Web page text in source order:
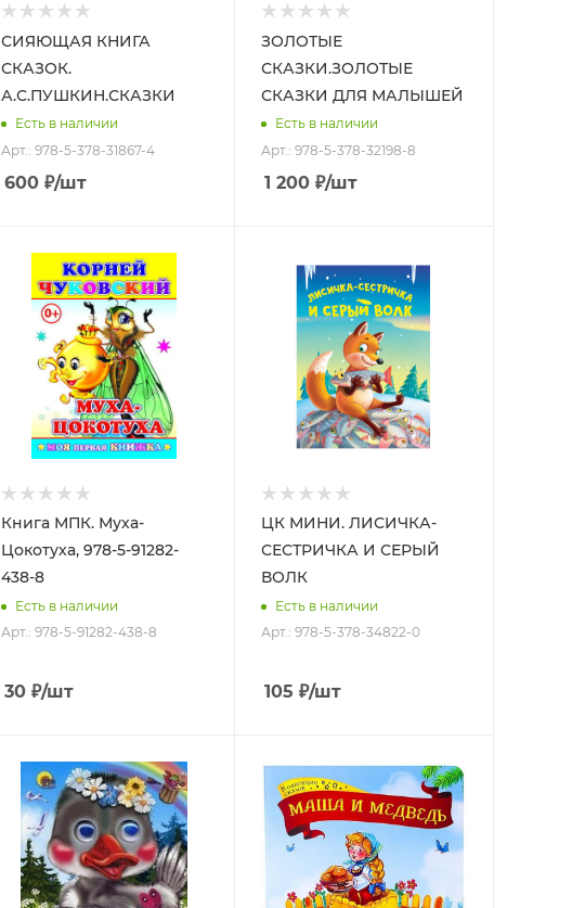
СИЯЮЩАЯ КНИГА
СКАЗОК.
А.С.ПУШКИН.СКАЗКИ
Есть в наличии
Арт.: 978-5-378-31867-4
600 ₽/шт
ЗОЛОТЫЕ
СКАЗКИ.ЗОЛОТЫЕ
СКАЗКИ ДЛЯ МАЛЫШЕЙ
Есть в наличии
Арт.: 978-5-378-32198-8
1 200₽/шт
Книга МПК. Муха-
Цокотуха, 978-5-91282-
438-8
Есть в наличии
Арт.: 978-5-91282-438-8
30 ₽/шт
ЦК МИНИ. ЛИСИЧКА-
СЕСТРИЧКА И СЕРЫЙ
ВОЛК
Есть в наличии
Арт.: 978-5-378-34822-0
105 ₽/шт